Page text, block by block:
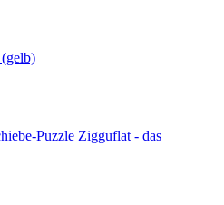
Zigguflat - das